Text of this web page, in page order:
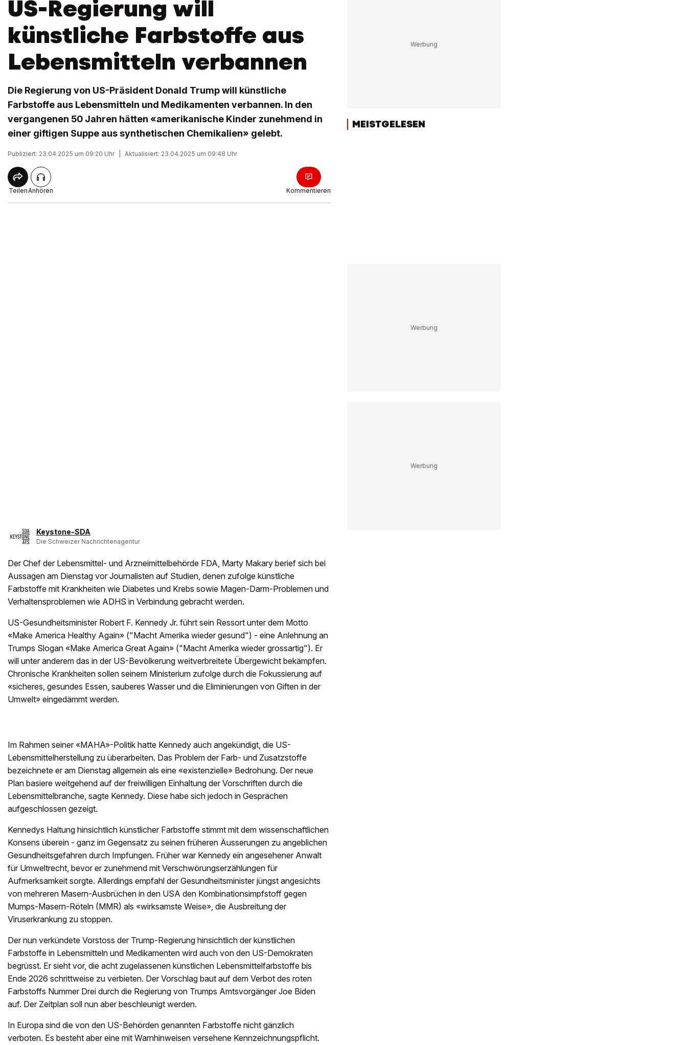
US-Regierung will
künstliche Farbstoffe aus
Lebensmitteln verbannen
Die Regierung von US-Präsident Donald Trump will künstliche
Farbstoffe aus Lebensmitteln und Medikamenten verbannen. In den
vergangenen 50 Jahren hätten «amerikanische Kinder zunehmend in
einer giftigen Suppe aus synthetischen Chemikalien» gelebt.
Publiziert: 23.04.2025 um 09:20 Uhr Aktualisiert: 23.04.2025 um 09:48 Uhr
TeilenAnhören Kommentieren
Keystone-SDA
Die Schweizer Nachrichtenagentur
Der Chef der Lebensmittel- und Arzneimittelbehörde FDA, Marty Makary berief sich bei
Aussagen am Dienstag vor Journalisten auf Studien, denen zufolge künstliche
Farbstoffe mit Krankheiten wie Diabetes und Krebs sowie Magen-Darm-Problemen und
Verhaltensproblemen wie ADHS in Verbindung gebracht werden.
US-Gesundheitsminister Robert F. Kennedy Jr. führt sein Ressort unter dem Motto
«Make America Healthy Again» ("Macht Amerika wieder gesund") - eine Anlehnung an
Trumps Slogan «Make America Great Again» ("Macht Amerika wieder grossartig"). Er
will unter anderem das in der US-Bevölkerung weitverbreitete Übergewicht bekämpfen.
Chronische Krankheiten sollen seinem Ministerium zufolge durch die Fokussierung auf
«sicheres, gesundes Essen, sauberes Wasser und die Eliminierungen von Giften in der
Umwelt» eingedämmt werden.
Im Rahmen seiner «MAHA»-Politik hatte Kennedy auch angekündigt, die US-
Lebensmittelherstellung zu überarbeiten. Das Problem der Farb- und Zusatzstoffe
bezeichnete er am Dienstag allgemein als eine «existenzielle» Bedrohung. Der neue
Plan basiere weitgehend auf der freiwilligen Einhaltung der Vorschriften durch die
Lebensmittelbranche, sagte Kennedy. Diese habe sich jedoch in Gesprächen
aufgeschlossen gezeigt.
Kennedys Haltung hinsichtlich künstlicher Farbstoffe stimmt mit dem wissenschaftlichen
Konsens überein - ganz im Gegensatz zu seinen früheren Äusserungen zu angeblichen
Gesundheitsgefahren durch Impfungen. Früher war Kennedy ein angesehener Anwalt
für Umweltrecht, bevor er zunehmend mit Verschwörungserzählungen für
Aufmerksamkeit sorgte. Allerdings empfahl der Gesundheitsminister jüngst angesichts
von mehreren Masern-Ausbrüchen in den USA den Kombinationsimpfstoff gegen
Mumps-Masern-Röteln (MMR) als «wirksamste Weise», die Ausbreitung der
Viruserkrankung zu stoppen.
Der nun verkündete Vorstoss der Trump-Regierung hinsichtlich der künstlichen
Farbstoffe in Lebensmitteln und Medikamenten wird auch von den US-Demokraten
begrüsst. Er sieht vor, die acht zugelassenen künstlichen Lebensmittelfarbstoffe bis
Ende 2026 schrittweise zu verbieten. Der Vorschlag baut auf dem Verbot des roten
Farbstoffs Nummer Drei durch die Regierung von Trumps Amtsvorgänger Joe Biden
auf. Der Zeitplan soll nun aber beschleunigt werden.
In Europa sind die von den US-Behörden genannten Farbstoffe nicht gänzlich
verboten. Es besteht aber eine mit Warnhinweisen versehene Kennzeichnungspflicht.
MEISTGELESEN